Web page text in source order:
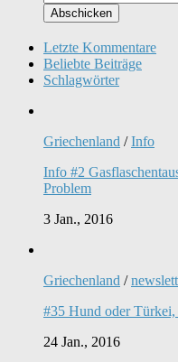
Letzte Kommentare
Beliebte Beiträge
Schlagwörter
Griechenland /Info
Info #2
Problem
3 Jan., 2016
Griechenland /
#35 Hund oder Türkei,
24 Jan., 2016